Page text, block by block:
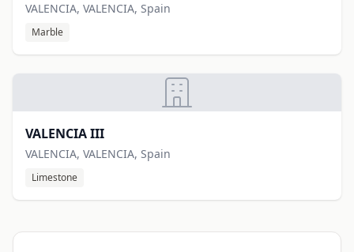
VALENCIA, VALENCIA, Spain
Marble
VALENCIA III
VALENCIA, VALENCIA, Spain
Limestone